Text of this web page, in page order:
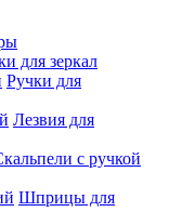
для зеркал
Ручки для
Лезвия для
с ручкой
Шприцы для